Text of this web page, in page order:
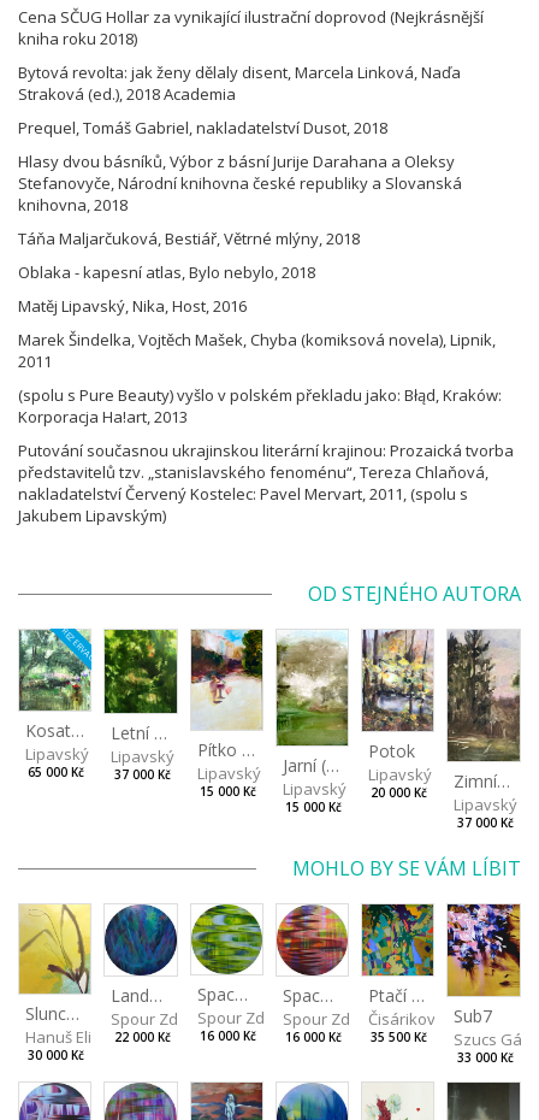
Cena SČUG Hollar za vynikající ilustrační doprovod (Nejkrásnější
kniha roku 2018)
Bytová revolta: jak ženy dělaly disent, Marcela Linková, Naďa
Straková (ed.), 2018 Academia
Prequel, Tomáš Gabriel, nakladatelství Dusot, 2018
Hlasy dvou básníků, Výbor z básní Jurije Darahana a Oleksy
Stefanovyče, Národní knihovna české republiky a Slovanská
knihovna, 2018
Táňa Maljarčuková, Bestiář, Větrné mlýny, 2018
Oblaka - kapesní atlas, Bylo nebylo, 2018
Matěj Lipavský, Nika, Host, 2016
Marek Šindelka, Vojtěch Mašek, Chyba (komiksová novela), Lipnik,
2011
(spolu s Pure Beauty) vyšlo v polském překladu jako: Błąd, Kraków:
Korporacja Ha!art, 2013
Putování současnou ukrajinskou literární krajinou: Prozaická tvorba
představitelů tzv. „stanislavského fenoménu“, Tereza Chlaňová,
nakladatelství Červený Kostelec: Pavel Mervart, 2011, (spolu s
Jakubem Lipavským)
OD STEJNÉHO AUTORA
REZERVACE
Kosatcová zahrada
Lipavský Matěj
65 000 Kč
Letní večer
Lipavský Matěj
37 000 Kč
Pítko (Nad Stromovkou)
Lipavský Matěj
15 000 Kč
Jarní (Studené jaro)
Lipavský Matěj
15 000 Kč
Potok
Lipavský Matěj
20 000 Kč Zimní nebe
Lipavský
37 000 Kč
MOHLO BY SE VÁM LÍBIT
Slunce v jarní zahradě
Hanuš Eliška
30 000 Kč
Landscape III
Spour Zdeněk
22 000 Kč
Spaces I
Spour Zdeněk
16 000 Kč
Spaces II
Spour Zdeněk
16 000 Kč
Ptačí perspektiva
Čisáriková Táňa
35 500 Kč
Sub7
Szucs
33 000 Kč